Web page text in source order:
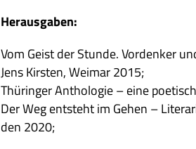
Her­aus­ga­ben:
Vom Geist der Stunde. Vor­den­ker
Jens Kir­sten, Wei­mar 2015;
Thü­rin­ger Antho­lo­gie – eine
Der Weg ent­steht im Gehen –
den 2020;